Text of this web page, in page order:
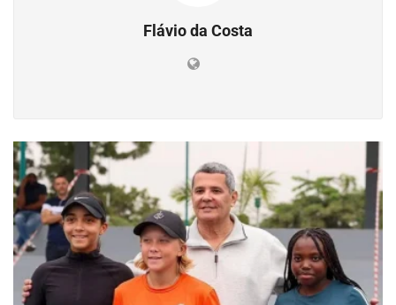
Flávio da Costa